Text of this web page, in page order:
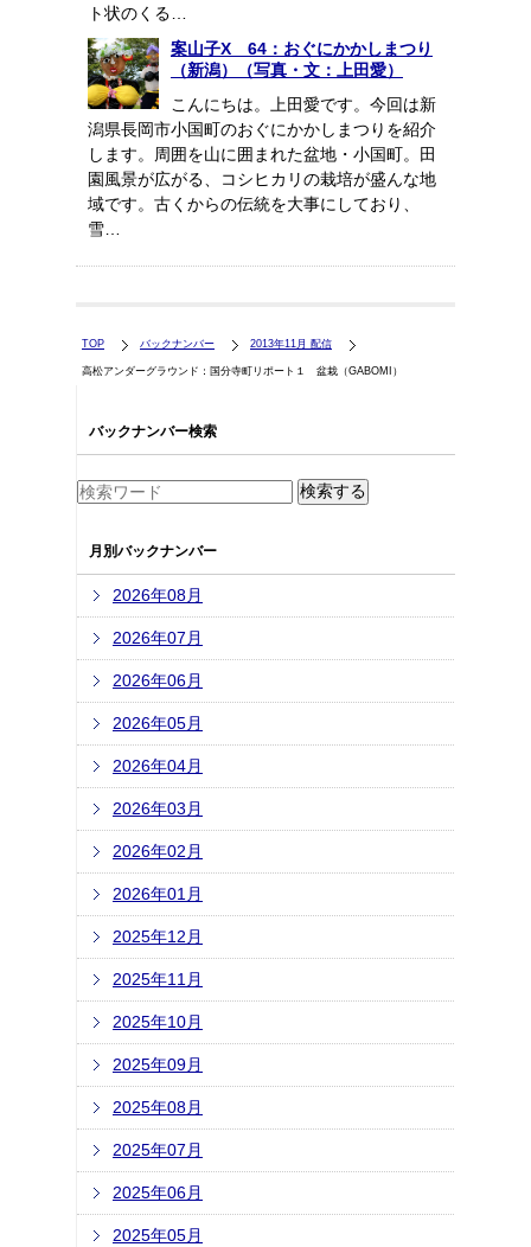
ト状のくる…
案山子X 64：おぐにかかしまつり
（新潟）（写真・文：上田愛）
こんにちは。上田愛です。今回は新
潟県長岡市小国町のおぐにかかしまつりを紹介
します。周囲を山に囲まれた盆地・小国町。田
園風景が広がる、コシヒカリの栽培が盛んな地
域です。古くからの伝統を大事にしており、
雪…
TOP バックナンバー 2013年11月 配信
高松アンダーグラウンド：国分寺町リポート１ 盆栽（GABOMI）
バックナンバー検索
月別バックナンバー
2026年08月
2026年07月
2026年06月
2026年05月
2026年04月
2026年03月
2026年02月
2026年01月
2025年12月
2025年11月
2025年10月
2025年09月
2025年08月
2025年07月
2025年06月
2025年05月